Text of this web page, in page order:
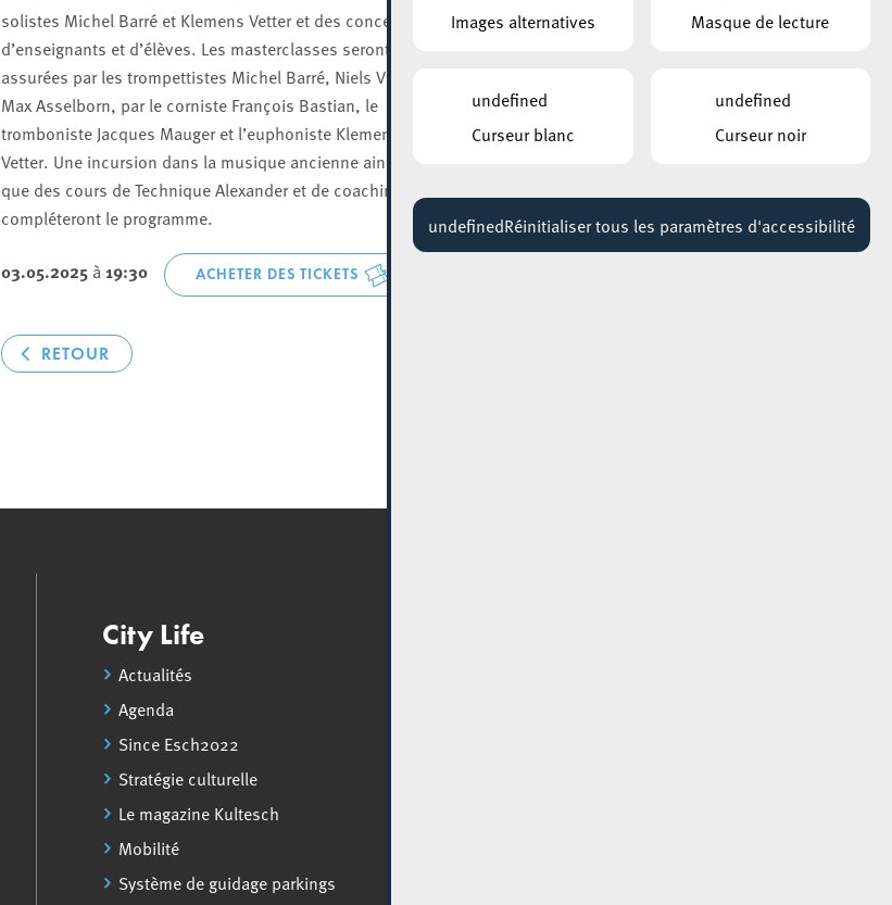
solistes Michel Barré et Klemens Vetter et des concerts
d’enseignants et d’élèves. Les masterclasses seront
assurées par les trompettistes Michel Barré, Niels Vind et
Max Asselborn, par le corniste François Bastian, le
tromboniste Jacques Mauger et l’euphoniste Klemens
Vetter. Une incursion dans la musique ancienne ainsi
que des cours de Technique Alexander et de coaching
compléteront le programme.
03.05.2025à 19:30 ACHETER DES TICKETS
RETOUR
LA SOUFFLEUSE
CENTRE CULTUREL KULTURFABRIK ESCH
16:00 - 18:00
City Life
Actualités
Agenda
Since Esch2022
Stratégie culturelle
Le magazine Kultesch
Mobilité
Système de guidage parkings
Images alternatives
Masque de lecture
undefined
Curseur blanc
undefined
Curseur noir
undefinedRéinitialiser tous les paramètres d'accessibilité